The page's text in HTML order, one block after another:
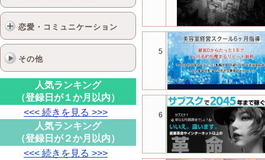
恋愛・コミュニケーション
その他
人気ランキング
（登録日が１か月以内）
<<< 続きを見る >>>
人気ランキング
（登録日が２か月以内）
<<< 続きを見る >>>
5
6